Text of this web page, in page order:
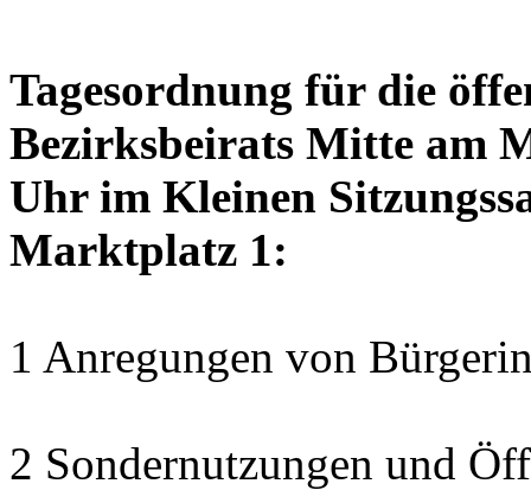
Tagesordnung für die
Bezirksbeirats Mitte am
Uhr im Kleinen
Marktplatz 1:
1 Anregungen von
2 Sondernutzungen und